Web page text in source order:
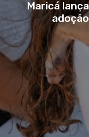
Maricá